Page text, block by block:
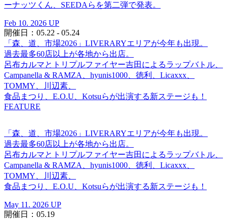
ーナッツくん、SEEDAらを第二弾で発表。
Feb 10. 2026 UP
開催日：05.22 - 05.24
「森、道、市場2026」LIVERARYエリアが今年も出現。
過去最多60店以上が各地から出店。
呂布カルマとトリプルファイヤー吉田によるラップバトル、
Campanella & RAMZA、hyunis1000、徳利、Licaxxx、
TOMMY、川辺素、
食品まつり、E.O.U、Kotsuらが出演する新ステージも！
FEATURE
「森、道、市場2026」LIVERARYエリアが今年も出現。
過去最多60店以上が各地から出店。
呂布カルマとトリプルファイヤー吉田によるラップバトル、
Campanella & RAMZA、hyunis1000、徳利、Licaxxx、
TOMMY、川辺素、
食品まつり、E.O.U、Kotsuらが出演する新ステージも！
May 11. 2026 UP
開催日：05.19